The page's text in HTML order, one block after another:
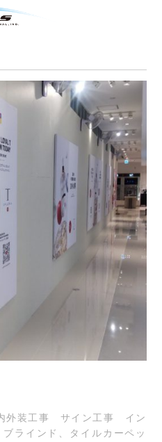
外装工事 サイン工事 イン
ラインド、タイルカーペッ